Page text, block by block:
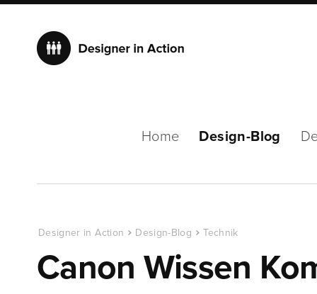
Home Design-Blog
Designer in Action Design-Blog Technik
Canon Wissen